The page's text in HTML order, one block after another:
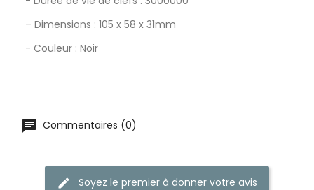
– Dimensions : 105 x 58 x 31mm
- Couleur : Noir
Commentaires (0)
Soyez le premier à donner votre avis